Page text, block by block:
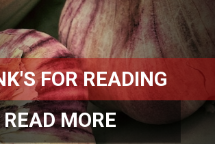
FOR READING
READ MORE